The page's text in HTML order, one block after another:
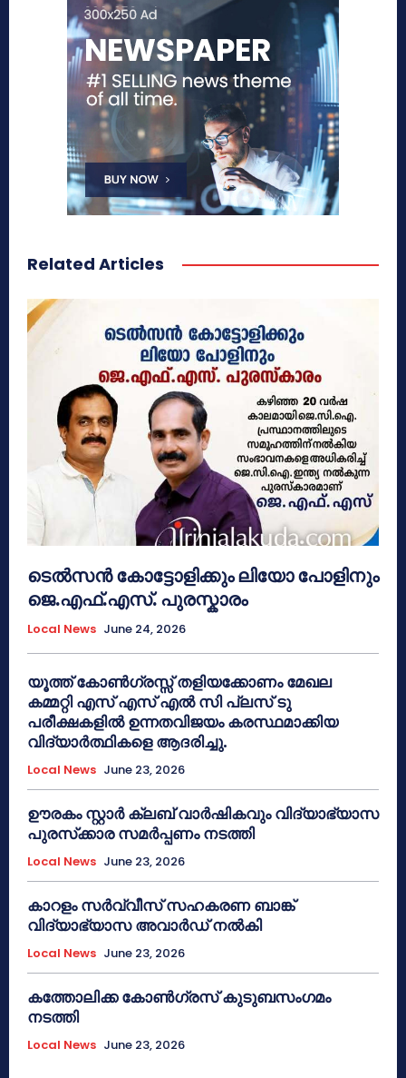
Related Articles
ടെൽസൻ കോട്ടോളിക്കും ലിയോ പോളിനും
ജെ.എഫ്.എസ്. പുരസ്കാരം
Local News June 24, 2026
യൂത്ത് കോൺഗ്രസ്സ് തളിയക്കോണം മേഖല
കമ്മറ്റി എസ് എസ് എൽ സി പ്ലസ് ടു
പരീക്ഷകളിൽ ഉന്നതവിജയം കരസ്ഥമാക്കിയ
വിദ്യാർത്ഥികളെ ആദരിച്ചു.
Local News June 23, 2026
ഊരകം സ്റ്റാർ ക്ലബ് വാർഷികവും വിദ്യാഭ്യാസ
പുരസ്‌ക്കാര സമർപ്പണം നടത്തി
Local News June 23, 2026
കാറളം സർവ്വീസ് സഹകരണ ബാങ്ക്
വിദ്യാഭ്യാസ അവാർഡ് നൽകി
Local News June 23, 2026
കത്തോലിക്ക കോൺഗ്രസ് കുടുബസംഗമം
നടത്തി
Local News June 23, 2026